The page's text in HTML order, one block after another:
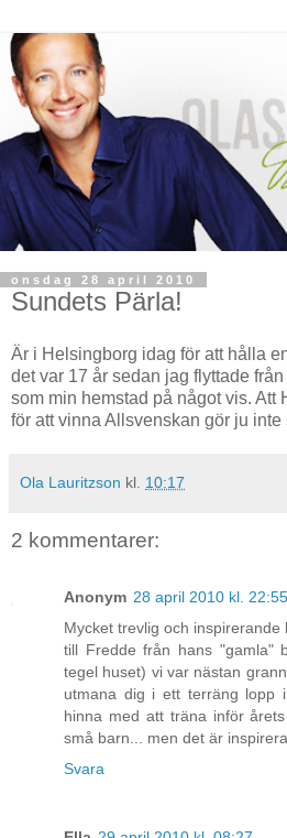
onsdag 28 april 2010
Sundets Pärla!
Är i Helsingborg idag för att hålla
det var 17 år sedan jag flyttade
som min hemstad på något vis. Att
för att vinna Allsvenskan gör ju inte
Ola Lauritzson kl. 10:17
2 kommentarer:
Anonym 28 april 2010 kl. 22:55
Mycket trevlig och
till Fredde från hans "gamla"
tegel huset) vi var nästan
utmana dig i ett terräng lopp
hinna med att träna inför
små barn... men det är
Svara